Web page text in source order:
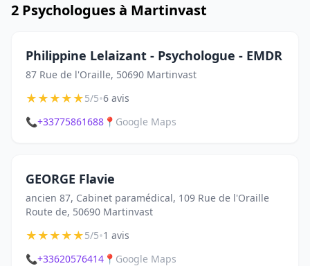
2 Psychologues à Martinvast
Philippine Lelaizant - Psychologue - EMDR
87 Rue de l'Oraille, 50690 Martinvast
★★★★★5/5•6 avis
📞+33775861688 📍 Google Maps
GEORGE Flavie
ancien 87, Cabinet paramédical, 109 Rue de l'Oraille
Route de, 50690 Martinvast
★★★★★5/5•1 avis
📞+33620576414 📍 Google Maps